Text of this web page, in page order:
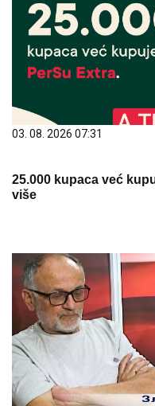
03. 08. 2026 07:31
25.000 kupaca već
više